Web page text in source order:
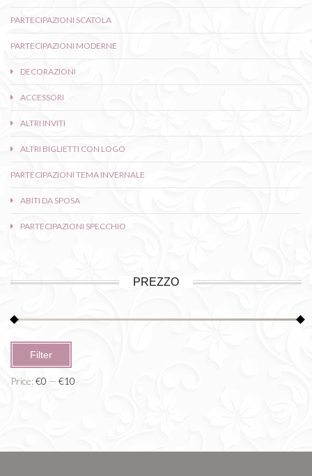
PARTECIPAZIONI SCATOLA
PARTECIPAZIONI MODERNE
DECORAZIONI
ACCESSORI
ALTRI INVITI
ALTRI BIGLIETTI CON LOGO
PARTECIPAZIONI TEMA INVERNALE
ABITI DA SPOSA
PARTECIPAZIONI SPECCHIO
PREZZO
price
price
Filter
Price:€0 — €10